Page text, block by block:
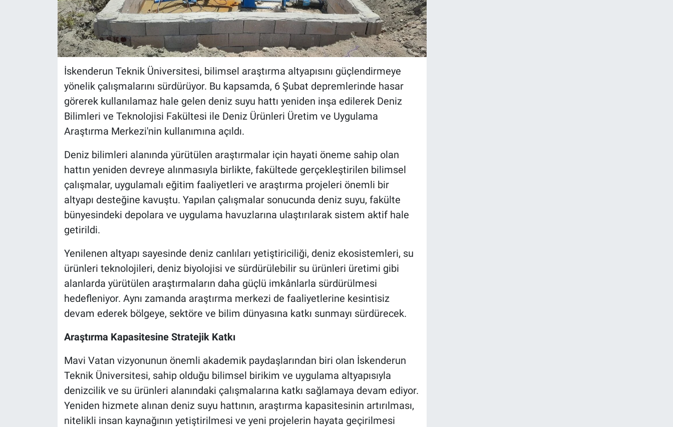
İskenderun Teknik Üniversitesi, bilimsel araştırma altyapısını güçlendirmeye
yönelik çalışmalarını sürdürüyor. Bu kapsamda, 6 Şubat depremlerinde hasar
görerek kullanılamaz hale gelen deniz suyu hattı yeniden inşa edilerek Deniz
Bilimleri ve Teknolojisi Fakültesi ile Deniz Ürünleri Üretim ve Uygulama
Araştırma Merkezi'nin kullanımına açıldı.
Deniz bilimleri alanında yürütülen araştırmalar için hayati öneme sahip olan
hattın yeniden devreye alınmasıyla birlikte, fakültede gerçekleştirilen bilimsel
çalışmalar, uygulamalı eğitim faaliyetleri ve araştırma projeleri önemli bir
altyapı desteğine kavuştu. Yapılan çalışmalar sonucunda deniz suyu, fakülte
bünyesindeki depolara ve uygulama havuzlarına ulaştırılarak sistem aktif hale
getirildi.
Yenilenen altyapı sayesinde deniz canlıları yetiştiriciliği, deniz ekosistemleri, su
ürünleri teknolojileri, deniz biyolojisi ve sürdürülebilir su ürünleri üretimi gibi
alanlarda yürütülen araştırmaların daha güçlü imkânlarla sürdürülmesi
hedefleniyor. Aynı zamanda araştırma merkezi de faaliyetlerine kesintisiz
devam ederek bölgeye, sektöre ve bilim dünyasına katkı sunmayı sürdürecek.
Araştırma Kapasitesine Stratejik Katkı
Mavi Vatan vizyonunun önemli akademik paydaşlarından biri olan İskenderun
Teknik Üniversitesi, sahip olduğu bilimsel birikim ve uygulama altyapısıyla
denizcilik ve su ürünleri alanındaki çalışmalarına katkı sağlamaya devam ediyor.
Yeniden hizmete alınan deniz suyu hattının, araştırma kapasitesinin artırılması,
nitelikli insan kaynağının yetiştirilmesi ve yeni projelerin hayata geçirilmesi